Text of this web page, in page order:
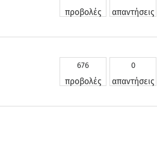
προβολές απαντήσεις
676
προβολές
0
απαντήσεις